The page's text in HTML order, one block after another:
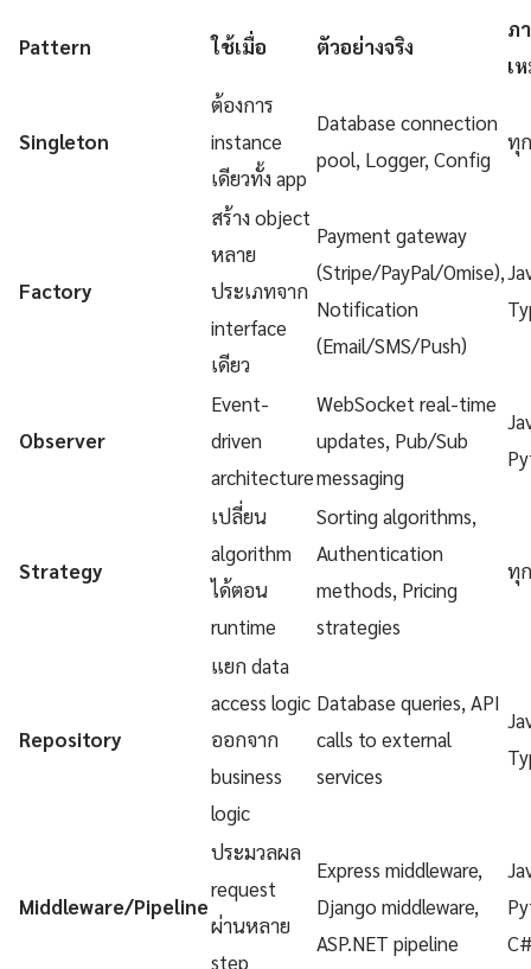
Pattern ใช้เมื่อ ตัวอย่างจริง
ภ
เ
Singleton
ต้องการ
instance
เดียวทั้ง app
Database connection
pool, Logger, Config
ทุ
Factory
สร้าง object
หลาย
ประเภทจาก
interface
เดียว
Payment gateway
(Stripe/PayPal/Omise),
Notification
(Email/SMS/Push)
Observer
Event-
driven
architecture
WebSocket real-time
updates, Pub/Sub
messaging
Strategy
เปลี่ยน
algorithm
ได้ตอน
runtime
Sorting algorithms,
Authentication
methods, Pricing
strategies
ทุ
Repository
แยก data
access logic
ออกจาก
business
logic
Database queries, API
calls to external
services
Middleware/Pipeline
ประมวลผล
request
ผ่านหลาย
step
Express middleware,
Django middleware,
ASP.NET pipeline